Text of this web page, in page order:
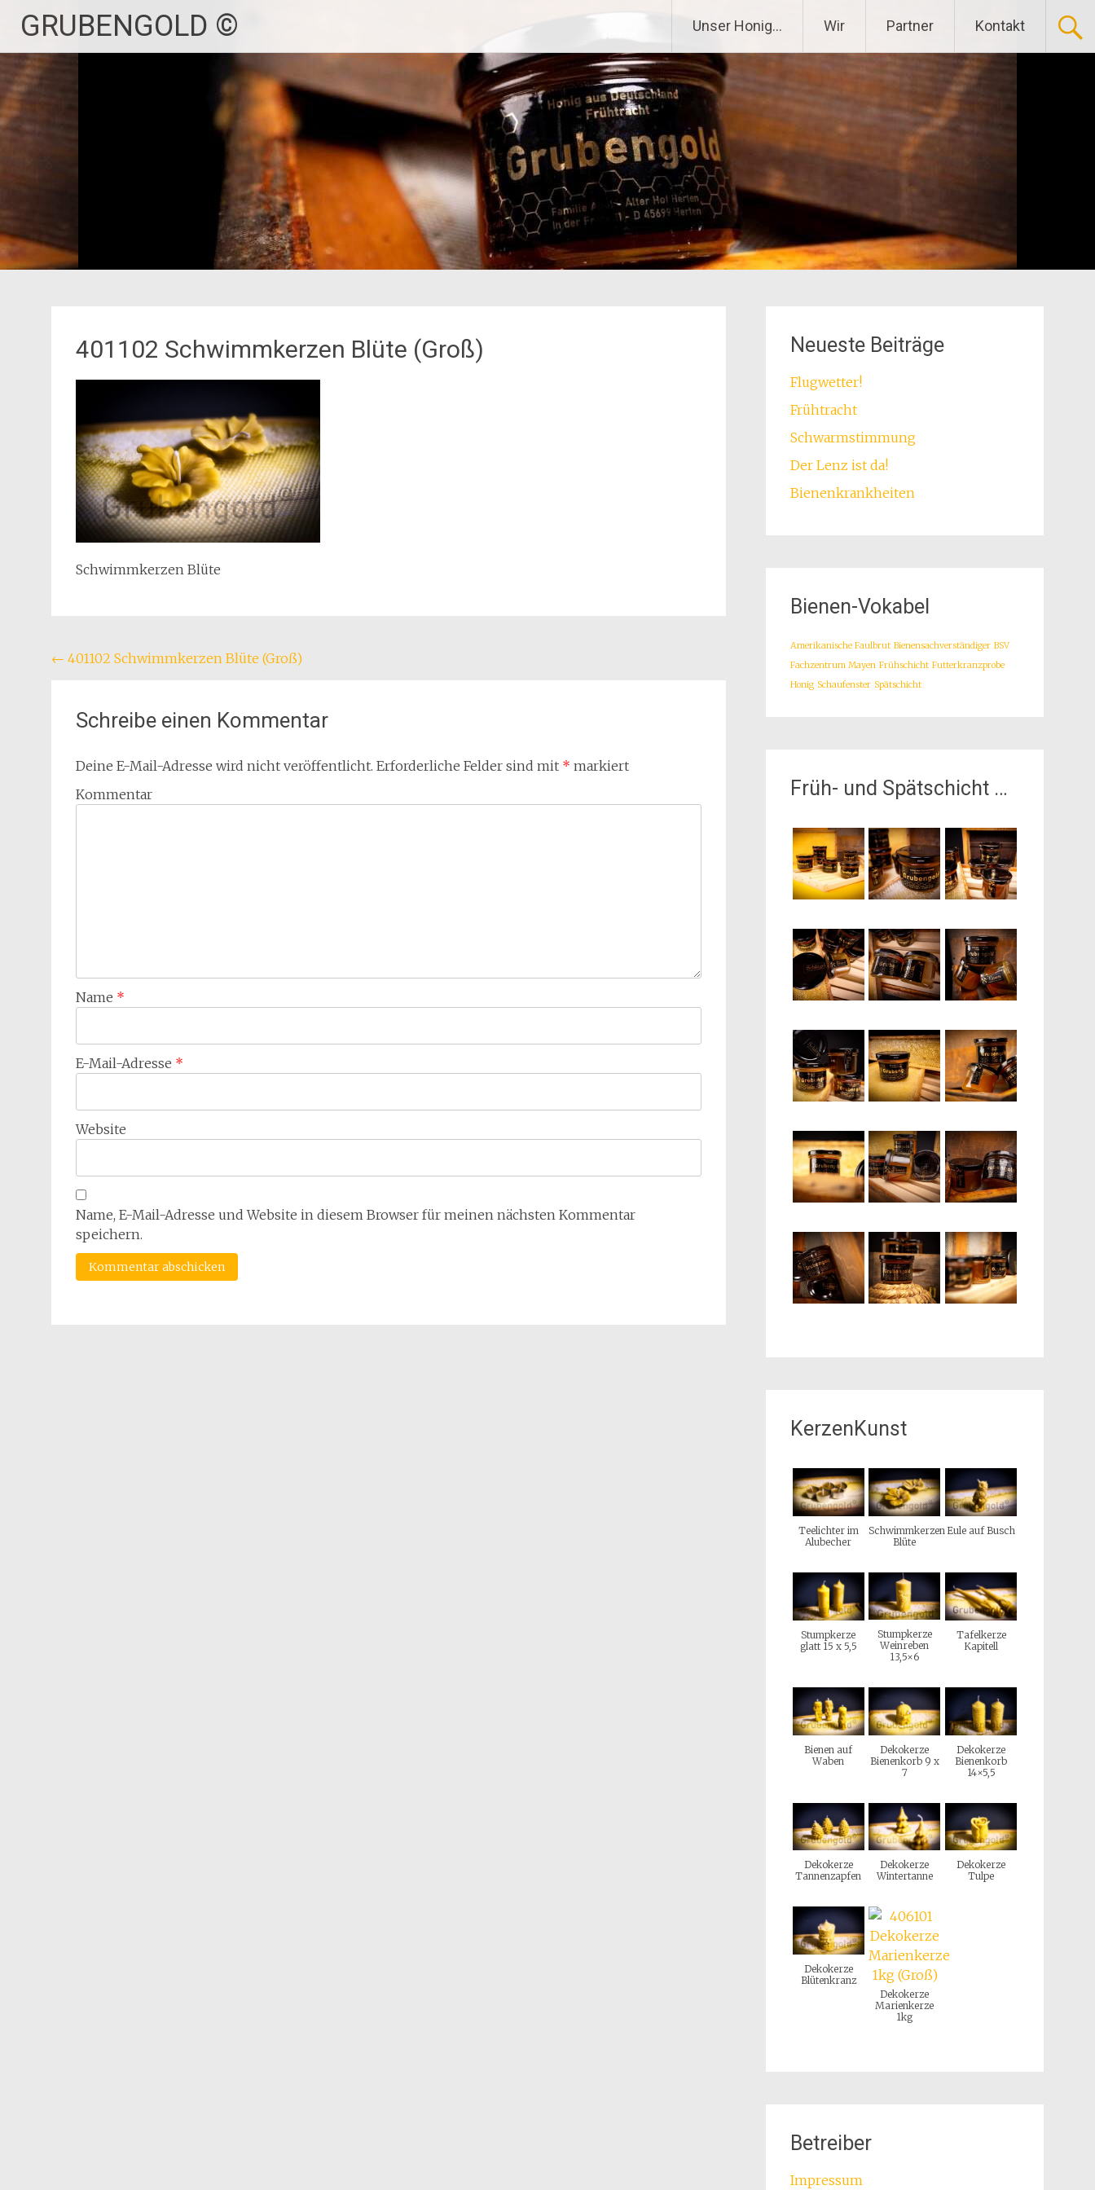
Inhalt
springen
GRUBENGOLD © Unser Honig… Wir Partner Kontakt
401102 Schwimmkerzen Blüte (Groß)
Schwimmkerzen Blüte
Beitragsnavigation
← 401102 Schwimmkerzen Blüte (Groß)
Schreibe einen Kommentar
Deine E-Mail-Adresse wird nicht veröffentlicht. Erforderliche Felder sind mit * markiert
Kommentar
Name *
E-Mail-Adresse *
Website
Name, E-Mail-Adresse und Website in diesem Browser für meinen nächsten Kommentar
speichern.
Neueste Beiträge
Flugwetter!
Frühtracht
Schwarmstimmung
Der Lenz ist da!
Bienenkrankheiten
Bienen-Vokabel
Amerikanische Faulbrut Bienensachverständiger BSV
Fachzentrum Mayen Frühschicht Futterkranzprobe
Honig Schaufenster Spätschicht
Früh- und Spätschicht …
KerzenKunst
Teelichter im
Alubecher
Schwimmkerzen
Blüte
Eule auf Busch
Stumpkerze
glatt 15 x 5,5
Stumpkerze
Weinreben
13,5×6
Tafelkerze
Kapitell
Bienen auf
Waben
Dekokerze
Bienenkorb 9 x
7
Dekokerze
Bienenkorb
14×5,5
Dekokerze
Tannenzapfen
Dekokerze
Wintertanne
Dekokerze
Tulpe
Dekokerze
Blütenkranz
Dekokerze
Marienkerze
1kg
Betreiber
Impressum